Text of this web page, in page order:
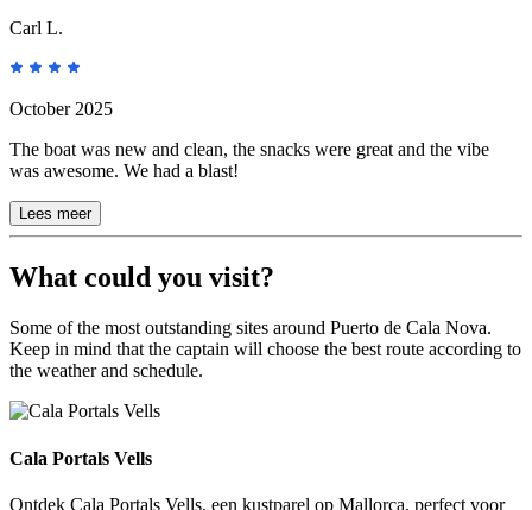
Carl L.
October 2025
The boat was new and clean, the snacks were great and the vibe
was awesome. We had a blast!
Lees meer
What could you visit?
Some of the most outstanding sites around Puerto de Cala Nova.
Keep in mind that the captain will choose the best route according to
the weather and schedule.
Cala Portals Vells
Cala Portals Vells
Ontdek Cala Portals Vells, een kustparel op Mallorca, perfect voor